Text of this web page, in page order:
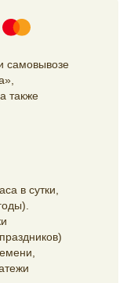
самовывозе
также
в сутки,